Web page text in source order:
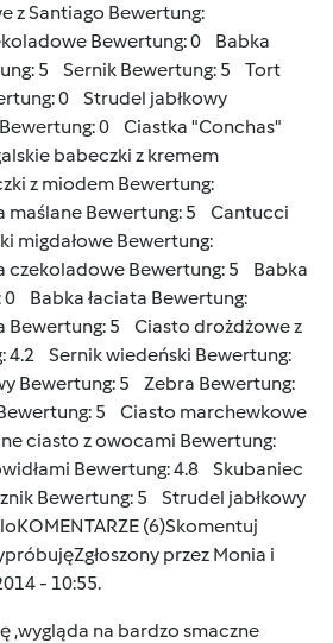
z Santiago Bewertung:
Bewertung: 0 Babka
5 Sernik Bewertung: 5 Tort
0 Strudel jabłkowy
Bewertung: 0 Ciastka "Conchas"
babeczki z kremem
z miodem Bewertung:
maślane Bewertung: 5 Cantucci
migdałowe Bewertung:
czekoladowe Bewertung: 5 Babka
0 Babka łaciata Bewertung:
Bewertung: 5 Ciasto drożdżowe z
4.2 Sernik wiedeński Bewertung:
Bewertung: 5 Zebra Bewertung:
5 Ciasto marchewkowe
ciasto z owocami Bewertung:
Bewertung: 4.8 Skubaniec
Bewertung: 5 Strudel jabłkowy
KOMENTARZE (6)Skomentuj
Zgłoszony przez Monia i
- 10:55.
,wygląda na bardzo smaczne